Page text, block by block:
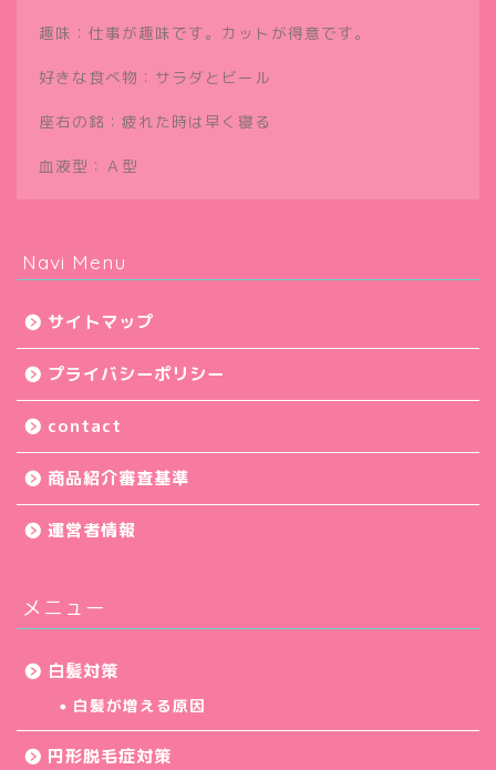
趣味：仕事が趣味です。カットが得意です。
好きな食べ物：サラダとビール
座右の銘：疲れた時は早く寝る
血液型：Ａ型
Navi Menu
サイトマップ
プライバシーポリシー
contact
商品紹介審査基準
運営者情報
メニュー
白髪対策
白髪が増える原因
円形脱毛症対策